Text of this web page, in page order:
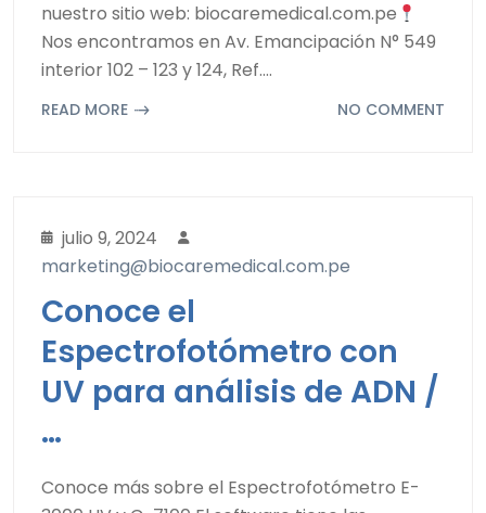
nuestro sitio web: biocaremedical.com.pe
Nos encontramos en Av. Emancipación N° 549
interior 102 – 123 y 124, Ref.…
READ MORE NO COMMENT
julio 9, 2024
marketing@biocaremedical.com.pe
Conoce el
Espectrofotómetro con
UV para análisis de ADN /
…
Conoce más sobre el Espectrofotómetro E-